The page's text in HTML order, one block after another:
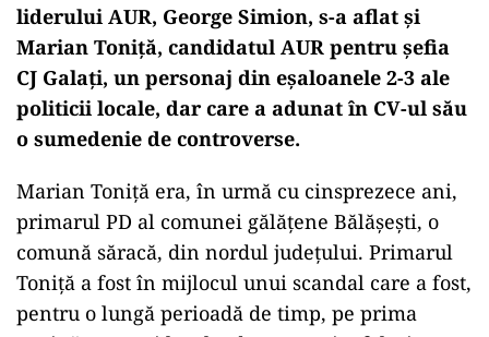
liderului AUR, George Simion, s-a aflat și
Marian Toniță, candidatul AUR pentru șefia
CJ Galați, un personaj din eșaloanele 2-3 ale
politicii locale, dar care a adunat în CV-ul său
o sumedenie de controverse.
Marian Toniță era, în urmă cu cinsprezece ani,
primarul PD al comunei gălățene Bălășești, o
comună săracă, din nordul județului. Primarul
Toniță a fost în mijlocul unui scandal care a fost,
pentru o lungă perioadă de timp, pe prima